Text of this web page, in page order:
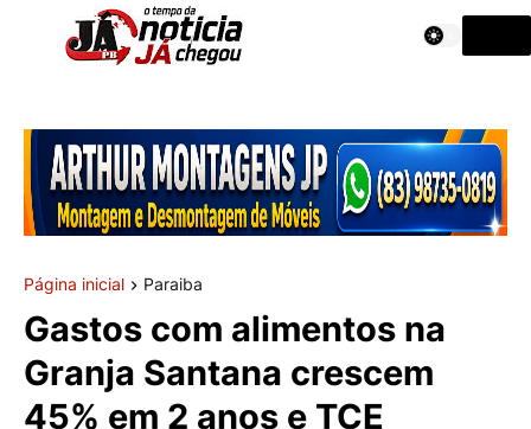
Página inicial Paraiba
Gastos com alimentos na
Granja Santana crescem
45% em 2 anos e TCE